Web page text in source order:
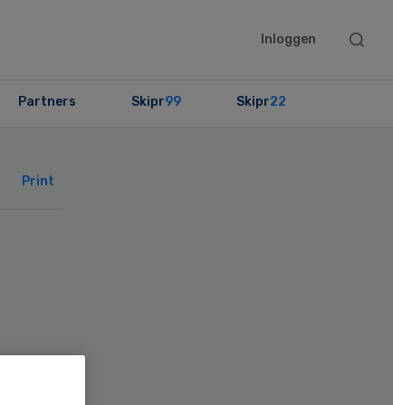
Inloggen
Search
Partners Skipr99 Skipr22
Print